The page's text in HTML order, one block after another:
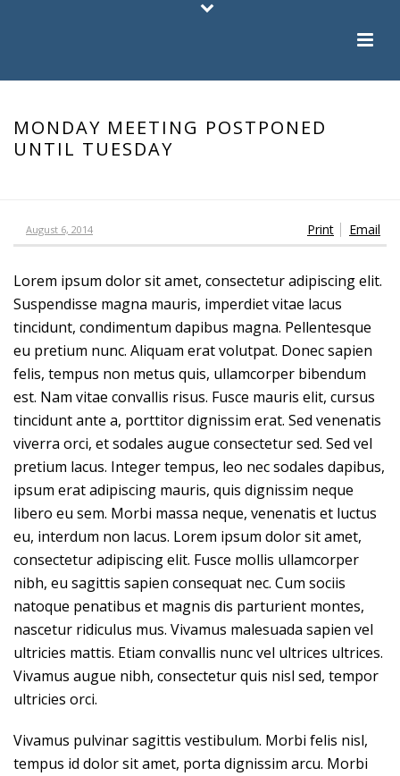
MONDAY MEETING POSTPONED
UNTIL TUESDAY
Print Email
August 6, 2014
Lorem ipsum dolor sit amet, consectetur adipiscing elit.
Suspendisse magna mauris, imperdiet vitae lacus
tincidunt, condimentum dapibus magna. Pellentesque
eu pretium nunc. Aliquam erat volutpat. Donec sapien
felis, tempus non metus quis, ullamcorper bibendum
est. Nam vitae convallis risus. Fusce mauris elit, cursus
tincidunt ante a, porttitor dignissim erat. Sed venenatis
viverra orci, et sodales augue consectetur sed. Sed vel
pretium lacus. Integer tempus, leo nec sodales dapibus,
ipsum erat adipiscing mauris, quis dignissim neque
libero eu sem. Morbi massa neque, venenatis et luctus
eu, interdum non lacus. Lorem ipsum dolor sit amet,
consectetur adipiscing elit. Fusce mollis ullamcorper
nibh, eu sagittis sapien consequat nec. Cum sociis
natoque penatibus et magnis dis parturient montes,
nascetur ridiculus mus. Vivamus malesuada sapien vel
ultricies mattis. Etiam convallis nunc vel ultrices ultrices.
Vivamus augue nibh, consectetur quis nisl sed, tempor
ultricies orci.
Vivamus pulvinar sagittis vestibulum. Morbi felis nisl,
tempus id dolor sit amet, porta dignissim arcu. Morbi